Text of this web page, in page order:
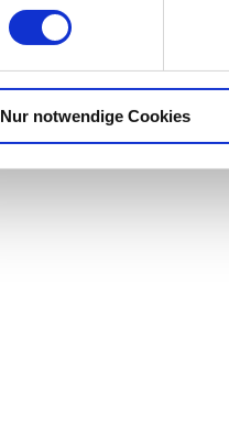
Nur notwendige Cookies